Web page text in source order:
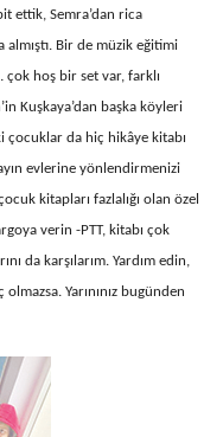
ettik, Semra’dan rica
Bir de müzik eğitimi
çok hoş bir set var, farklı
Kuşkaya’dan başka köyleri
çocuklar da hiç hikâye kitabı
evlerine yönlendirmenizi
kitapları fazlalığı olan özel
verin -PTT, kitabı çok
da karşılarım. Yardım edin,
Yarınınız bugünden